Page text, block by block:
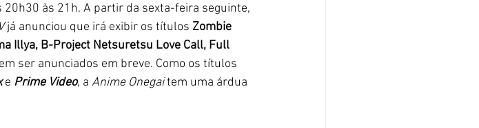
às 21h. A partir da sexta-feira seguinte,
já anunciou que irá exibir os títulos Zombie
Illya, B-Project Netsuretsu Love Call, Full
ser anunciados em breve. Como os títulos
e Prime Video, a Anime Onegai tem uma árdua